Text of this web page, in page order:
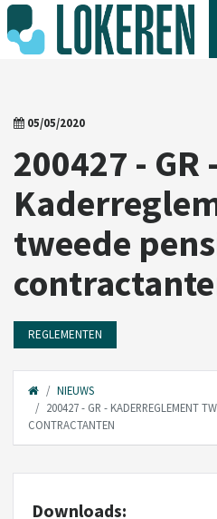
05/05/2020
200427 - GR -
tweede
REGLEMENTEN
NIEUWS
200427 - GR - KADERREGLEMENT
CONTRACTANTEN
Downloads: